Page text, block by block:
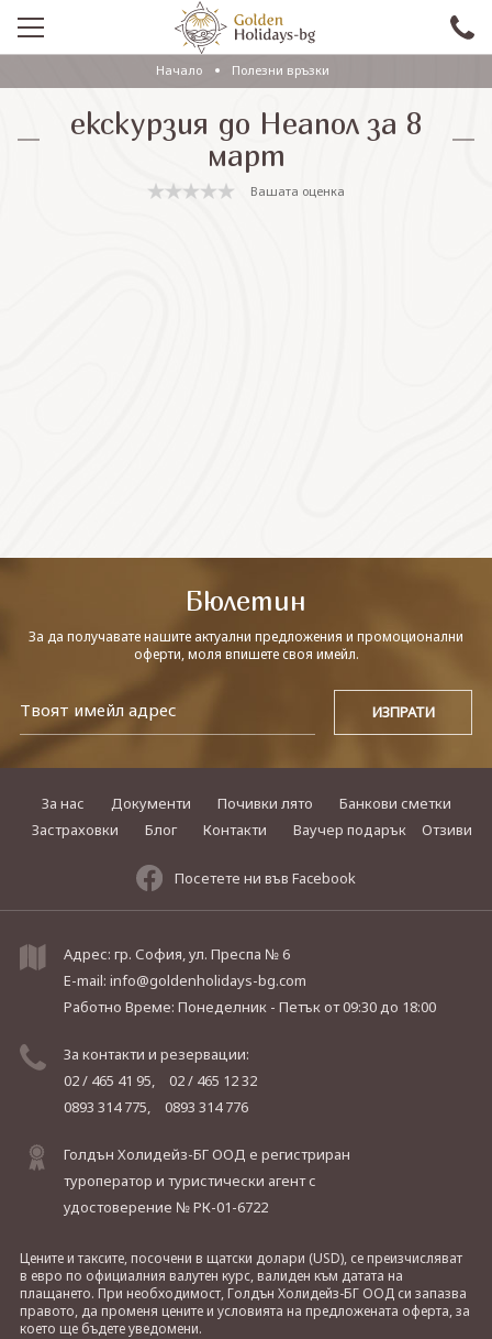
ПРОМО
EКСКУРЗИИ СЪС САМОЛЕТ
ЕКСКУРЗИИ С АВТОБУС
Начало Полезни връзки
екскурзия до Неапол за 8
март
Вашата оценка
Бюлетин
За да получавате нашите актуални предложения и промоционални
оферти, моля впишете своя имейл.
За нас Документи Почивки лято
Банкови сметки
Застраховки
Блог Контакти Ваучер подарък Отзиви
Посетете ни във Facebook
Адрес: гр. София, ул. Преспа № 6
E-mail: info@goldenholidays-bg.com
Работно Време: Понеделник - Петъкот 09:30 до 18:00
За контакти и резервации:
02 / 465 41 95,
02 / 465 12 32
0893 314 775,
0893 314 776
Голдън Холидейз-БГ ООД е регистриран
туроператор и туристически агент с
удостоверение № РК-01-6722
Цените и таксите, посочени в щатски долари (USD), се преизчисляват
в евро по официалния валутен курс, валиден към датата на
плащането. При необходимост, Голдън Холидейз-БГ ООД си запазва
правото, да променя цените и условията на предложената оферта, за
което ще бъдете уведомени.